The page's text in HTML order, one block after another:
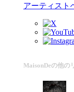
アーティスト
MaisonDeの他の